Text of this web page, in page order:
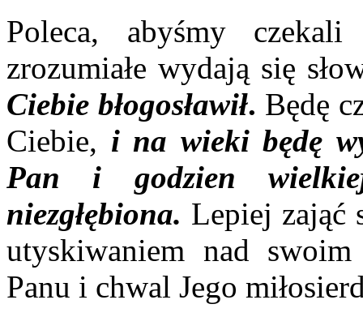
Poleca, abyśmy
zrozumiałe wydają się
Ciebie błogosławił. Będę
Ciebie, i na wieki będę
Pan i godzien
niezgłębiona. Lepiej zająć
utyskiwaniem nad
Panu i chwal Jego